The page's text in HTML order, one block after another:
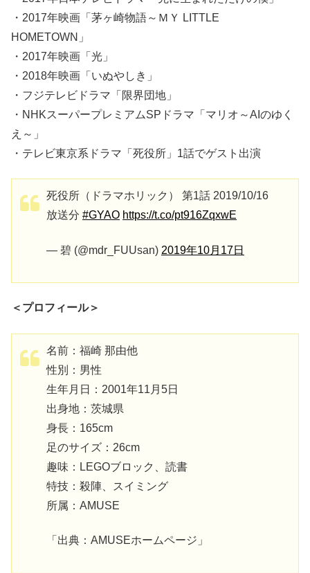
・2017年映画「茅ヶ崎物語～ＭＹ LITTLE
HOMETOWN」
・2017年映画「光」
・2018年映画「いぬやしき」
・フジテレビドラマ「限界団地」
・NHKスーパープレミアムSPドラマ「マリオ～AIのゆく
え～」
・テレビ東京系ドラマ「死役所」1話でゲスト出演
死役所（ドラマホリック） 第1話 2019/10/16
放送分 #GYAO https://t.co/pt916ZqxwE
— 碧 (@mdr_FUUsan) 2019年10月17日
＜プロフィール＞
名前：福崎 那由他
性別：男性
生年月日：2001年11月5日
出身地：茨城県
身長：165cm
足のサイズ：26cm
趣味：LEGOブロック、読書
特技：殺陣、スイミング
所属：AMUSE
「出典：AMUSEホームページ」